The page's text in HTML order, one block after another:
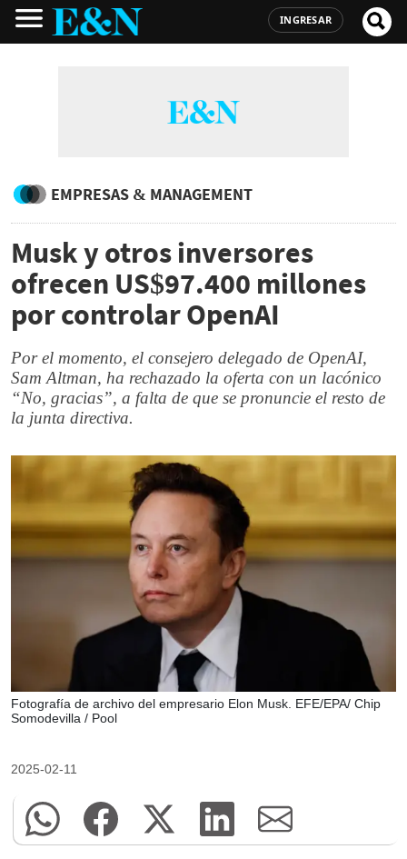
INGRESAR
EMPRESAS & MANAGEMENT
Musk y otros inversores
ofrecen US$97.400 millones
por controlar OpenAI
Por el momento, el consejero delegado de OpenAI,
Sam Altman, ha rechazado la oferta con un lacónico
“No, gracias”, a falta de que se pronuncie el resto de
la junta directiva.
Fotografía de archivo del empresario Elon Musk. EFE/EPA/ Chip
Somodevilla / Pool
2025-02-11